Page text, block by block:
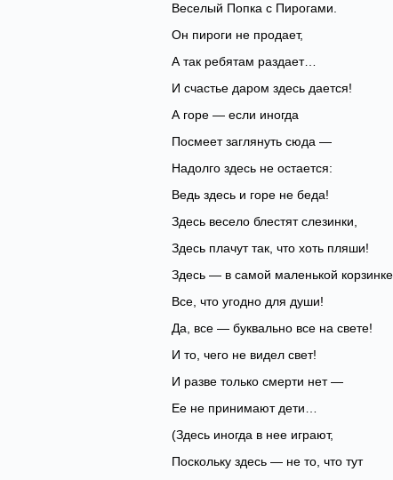
Веселый Попка с Пирогами.
Он пироги не продает,
А так ребятам раздает…
И счастье даром здесь дается!
А горе — если иногда
Посмеет заглянуть сюда —
Надолго здесь не остается:
Ведь здесь и горе не беда!
Здесь весело блестят слезинки,
Здесь плачут так, что хоть пляши!
Здесь — в самой маленькой корзинке
Все, что угодно для души!
Да, все — буквально все на свете!
И то, чего не видел свет!
И разве только смерти нет —
Ее не принимают дети…
(Здесь иногда в нее играют,
Поскольку здесь — не то, что тут